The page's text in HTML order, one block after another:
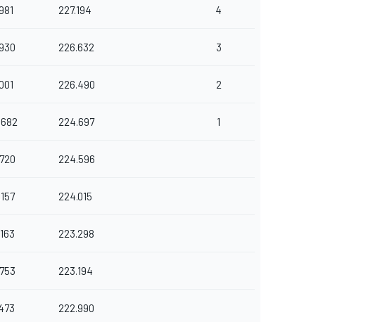
227.194 4
226.632 3
226.490 2
224.697 1
224.596
224.015
223.298
223.194
222.990